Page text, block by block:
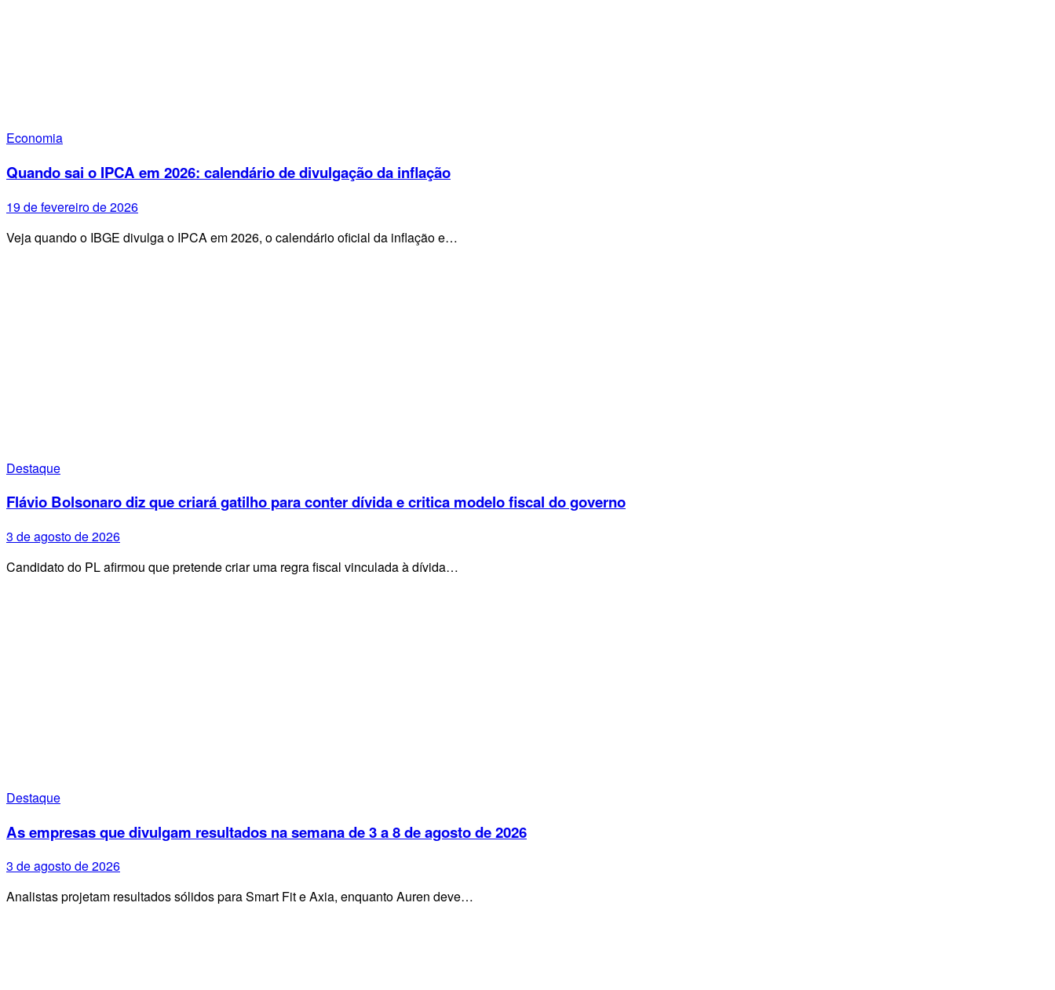
Economia
Quando sai o IPCA em 2026: calendário de divulgação da inflação
19 de fevereiro de 2026
Veja quando o IBGE divulga o IPCA em 2026, o calendário oficial da inflação e…
Destaque
Flávio Bolsonaro diz que criará gatilho para conter dívida e critica modelo fiscal do governo
3 de agosto de 2026
Candidato do PL afirmou que pretende criar uma regra fiscal vinculada à dívida…
Destaque
As empresas que divulgam resultados na semana de 3 a 8 de agosto de 2026
3 de agosto de 2026
Analistas projetam resultados sólidos para Smart Fit e Axia, enquanto Auren deve…